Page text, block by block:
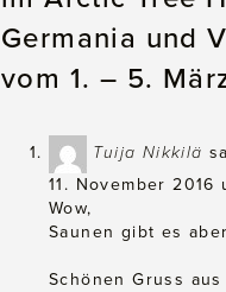
Germania und
vom 1. – 5.
Tuija Nikkilä
11. November 2016
Wow,
Saunen gibt es
Schönen Gruss